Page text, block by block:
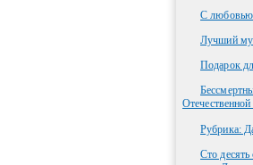
С любовью
Лучший
Подарок
Рубрика:
Сто десять